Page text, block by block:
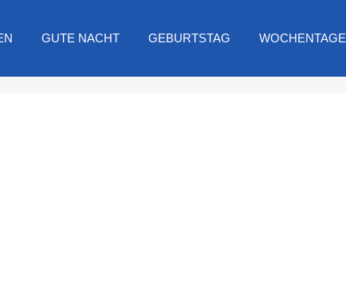
GUTE NACHT GEBURTSTAG WOCHENTAGE